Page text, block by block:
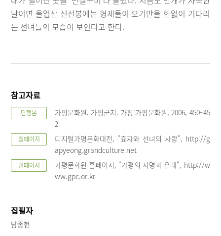
날이면 울업산 신선봉에는 형제들이 오기만을 한없이 기다리
는 선녀들의 모습이 보인다고 한다.
참고자료
단행본
가평문화원. 가평군지. 가평:가평문화원, 2006, 450~45
2.
웹페이지
디지털가평문화대전, "효자와 선녀의 사랑", http://g
apyeong.grandculture.net
웹페이지
가평문화원 홈페이지, "가평의 지명과 유래", http://w
ww.gpc.or.kr
집필자
남종현